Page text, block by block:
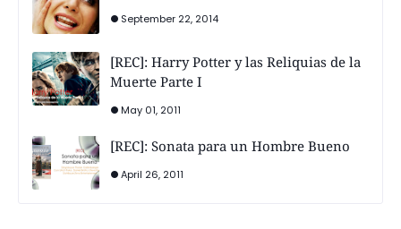
September 22, 2014
[REC]: Harry Potter y las Reliquias de la
Muerte Parte I
May 01, 2011
[REC]: Sonata para un Hombre Bueno
April 26, 2011